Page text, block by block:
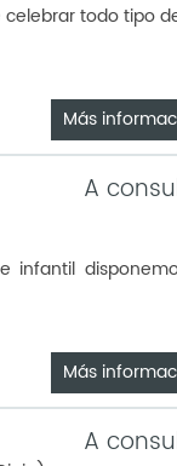
todo tipo
Más
A
infantil
Más
A